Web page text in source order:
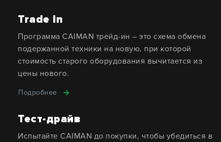
Trade In
Программа CAIMAN трейд-ин – это схема обмена
подержанной техники на новую, при которой
стоимость старого оборудования вычитается из
цены нового.
Подробнее
Тест-драйв
Испытайте CAIMAN до покупки, чтобы убедиться в